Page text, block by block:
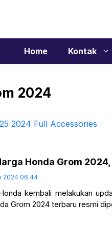
Home Kontak
2024
Honda Grom
2024 06:44
kembali melakukan
Grom 2024 terbaru resmi